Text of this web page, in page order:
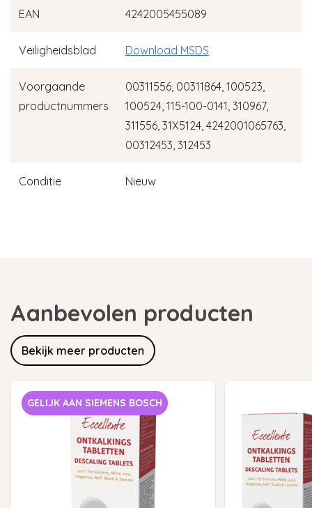
EAN 4242005455089
Veiligheidsblad Download MSDS
Voorgaande
productnummers
00311556, 00311864, 100523,
100524, 115-100-0141, 310967,
311556, 31X5124, 4242001065763,
00312453, 312453
Conditie Nieuw
Aanbevolen producten
Bekijk meer producten
GELIJK AAN SIEMENS BOSCH